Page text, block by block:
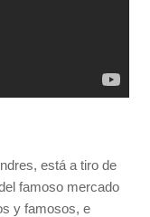
está a tiro de
famoso mercado
y famosos, e